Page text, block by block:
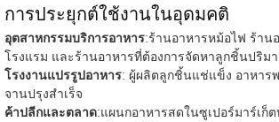
การประยุกต์ใช้งานในอุดมคติ
อุตสาหกรรมบริการอาหาร:ร้านอาหารหม้อไฟ ร้า
โรงแรม และร้านอาหารที่ต้องการจัดหาลูกชิ้นปริม
โรงงานแปรรูปอาหาร: ผู้ผลิตลูกชิ้นแช่แข็ง อาหาร
จานปรุงสำเร็จ
ค้าปลีกและตลาด:แผนกอาหารสดในซูเปอร์มาร์เก็ต